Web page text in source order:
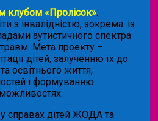
клубом «Пролісок».
з інвалідністю, зокрема: із
аутистичного спектра
Мета проекту –
дітей, залученню їх до
освітнього життя,
і формуванню
справах дітей ЖОДА та